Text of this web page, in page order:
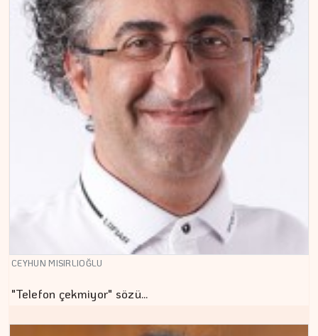
CEYHUN MISIRLIOĞLU
"Telefon çekmiyor" sözü…